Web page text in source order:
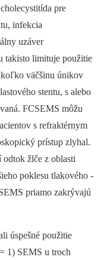
pre
infekcia
uzáver
takisto limituje použitie
väčšinu únikov
stentu, s alebo
­FCSEMS môžu
s refraktérnym
prístup zlyhal.
žlče z oblasti
poklesu tlakového
priamo zakrývajú
úspešné použitie
1) SEMS u troch